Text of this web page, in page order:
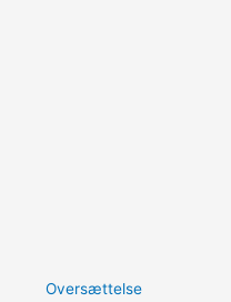
Oversættelse